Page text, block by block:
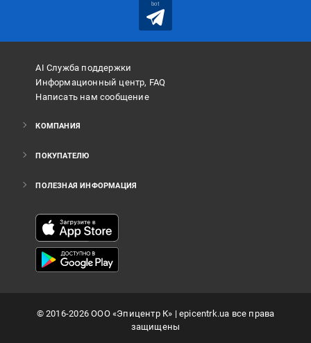
bot
AI Служба поддержки
Информационный центр, FAQ
Написать нам сообщение
КОМПАНИЯ
ПОКУПАТЕЛЮ
ПОЛЕЗНАЯ ИНФОРМАЦИЯ
©2016-2026ООО «Эпицентр К» | epicentrk.ua все права
защищены